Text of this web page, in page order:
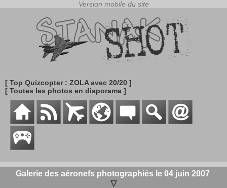
[ Top Quizcopter : ZOLA avec 20/20 ]
[ Toutes les photos en diaporama ]
Galerie des aéronefs photographiés le 04 juin 2007
▽